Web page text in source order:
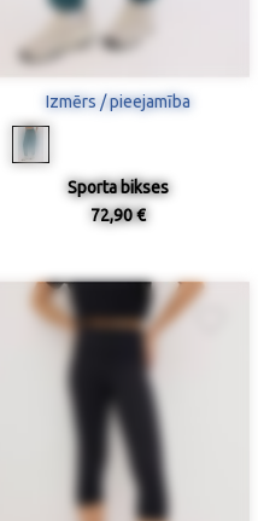
Izmērs / pieejamība
Sporta bikses
72,90 €